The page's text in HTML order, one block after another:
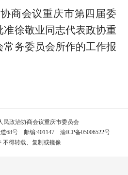
商会议重庆市第四届委
准徐敬业同志代表政协重
常务委员会所作的工作报
民政治协商会议重庆市委员会
68号 邮编:401147 渝ICP备05006522号
不得转载、复制或镜像